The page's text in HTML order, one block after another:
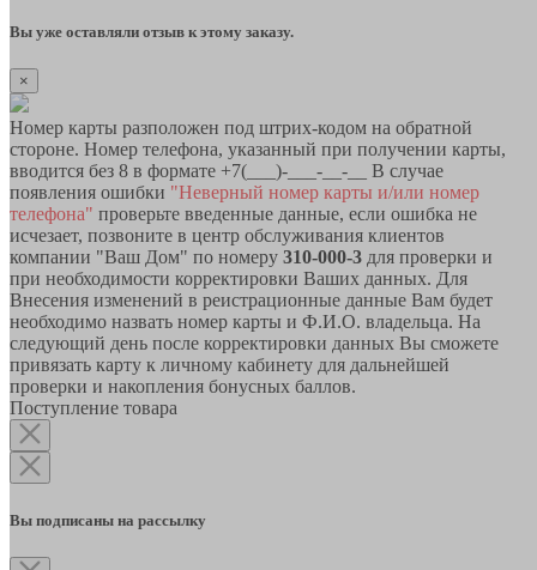
Вы уже оставляли отзыв к этому заказу.
×
Номер карты разположен под штрих-кодом на обратной
стороне. Номер телефона, указанный при получении карты,
вводится без 8 в формате +7(___)-___-__-__ В случае
появления ошибки "Неверный номер карты и/или номер
телефона" проверьте введенные данные, если ошибка не
исчезает, позвоните в центр обслуживания клиентов
компании "Ваш Дом" по номеру 310-000-3 для проверки и
при необходимости корректировки Ваших данных. Для
Внесения изменений в реистрационные данные Вам будет
необходимо назвать номер карты и Ф.И.О. владельца. На
следующий день после корректировки данных Вы сможете
привязать карту к личному кабинету для дальнейшей
проверки и накопления бонусных баллов.
Поступление товара
Вы подписаны на рассылку